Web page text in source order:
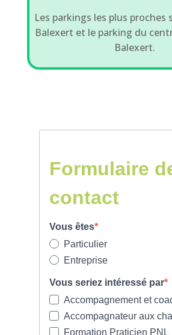
Les parkings les plus proches
Balexert et le parking du
Balexert.